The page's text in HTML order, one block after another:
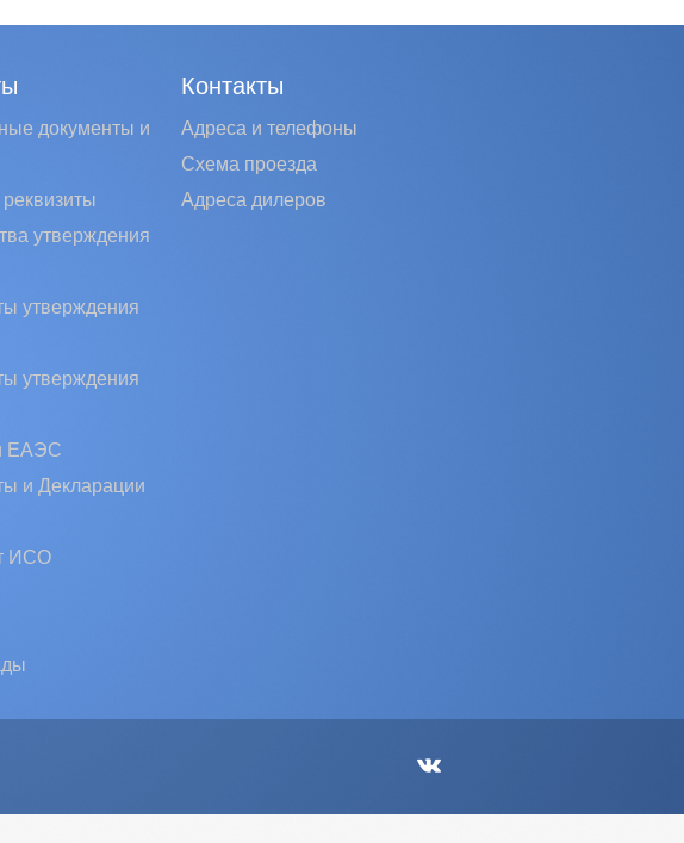
документы и
утверждения
утверждения
утверждения
ЕАЭС
и Декларации
ИСО
Контакты
Адреса и телефоны
Схема проезда
Адреса дилеров